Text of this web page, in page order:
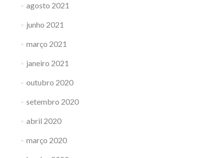
agosto 2021
junho 2021
março 2021
janeiro 2021
outubro 2020
setembro 2020
abril 2020
março 2020